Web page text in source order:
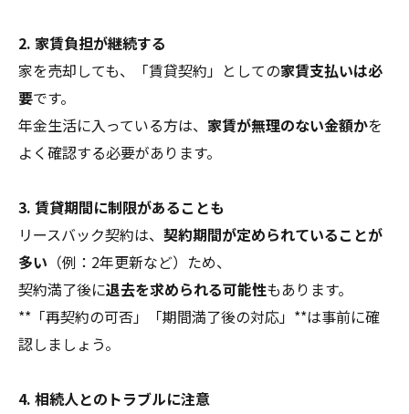
2. 家賃負担が継続する
家を売却しても、「賃貸契約」としての家賃支払いは必
要です。
年金生活に入っている方は、 家賃が無理のない金額かを
よく確認する必要があります。
3. 賃貸期間に制限があることも
リースバック契約は、 契約期間が定められていることが
多い （例：2年更新など）ため、
契約満了後に退去を求められる可能性もあります。
**「再契約の可否」「期間満了後の対応」**は事前に確
認しましょう。
4. 相続人とのトラブルに注意